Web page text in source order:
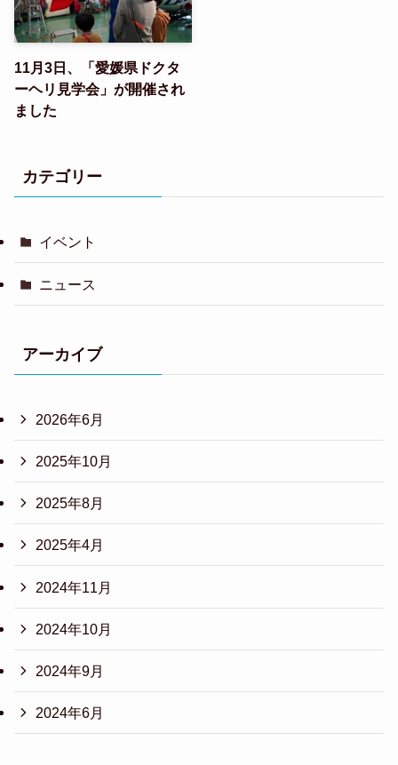
11月3日、「愛媛県ドクタ
ーヘリ見学会」が開催され
ました
カテゴリー
イベント
ニュース
アーカイブ
2026年6月
2025年10月
2025年8月
2025年4月
2024年11月
2024年10月
2024年9月
2024年6月